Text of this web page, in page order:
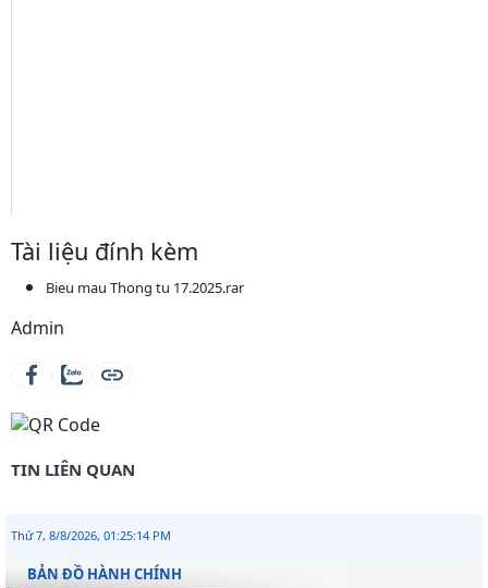
Tài liệu đính kèm
Bieu mau Thong tu 17.2025.rar
Admin
TIN LIÊN QUAN
Thứ 7, 8/8/2026, 01:25:15 PM
BẢN ĐỒ HÀNH CHÍNH